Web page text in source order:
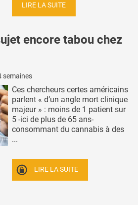
LIRE LA SUITE
encore tabou chez
semaines
Ces chercheurs certes américains
parlent « d’un angle mort clinique
majeur » : moins de 1 patient sur
5 -ici de plus de 65 ans-
consommant du cannabis à des
...
LIRE LA SUITE